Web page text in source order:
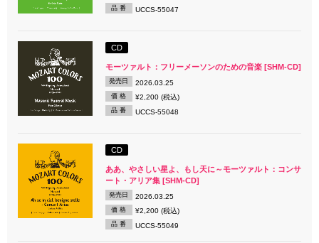
品 番 UCCS-55047
CD
モーツァルト：フリーメーソンのための音楽 [SHM-CD]
発売日 2026.03.25
価 格 ¥2,200 (税込)
品 番 UCCS-55048
CD
ああ、やさしい星よ、もし天に～モーツァルト：コンサ
ート・アリア集 [SHM-CD]
発売日 2026.03.25
価 格 ¥2,200 (税込)
品 番 UCCS-55049